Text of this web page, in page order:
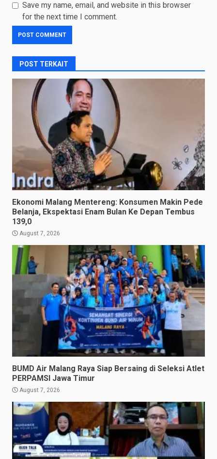
Save my name, email, and website in this browser
for the next time I comment.
POST TERKAIT
Ekonomi Malang Mentereng: Konsumen Makin Pede
Belanja, Ekspektasi Enam Bulan Ke Depan Tembus
139,0
August 7, 2026
BUMD Air Malang Raya Siap Bersaing di Seleksi Atlet
PERPAMSI Jawa Timur
August 7, 2026